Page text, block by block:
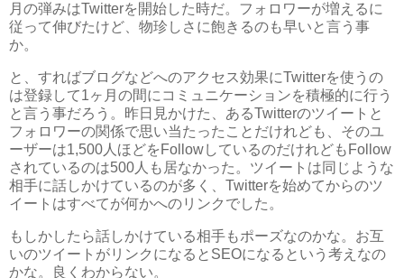
月の弾みはTwitterを開始した時だ。フォロワーが増えるに
従って伸びたけど、物珍しさに飽きるのも早いと言う事
か。
と、すればブログなどへのアクセス効果にTwitterを使うの
は登録して1ヶ月の間にコミュニケーションを積極的に行う
と言う事だろう。昨日見かけた、あるTwitterのツイートと
フォロワーの関係で思い当たったことだけれども、そのユ
ーザーは1,500人ほどをFollowしているのだけれどもFollow
されているのは500人も居なかった。ツイートは同じような
相手に話しかけているのが多く、Twitterを始めてからのツ
イートはすべてが何かへのリンクでした。
もしかしたら話しかけている相手もポーズなのかな。お互
いのツイートがリンクになるとSEOになるという考えなの
かな。良くわからない。